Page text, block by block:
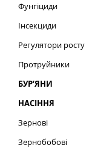
Фунгіциди
Інсекциди
Регулятори росту
Протруйники
БУР’ЯНИ
НАСІННЯ
Зернові
Зернобобові